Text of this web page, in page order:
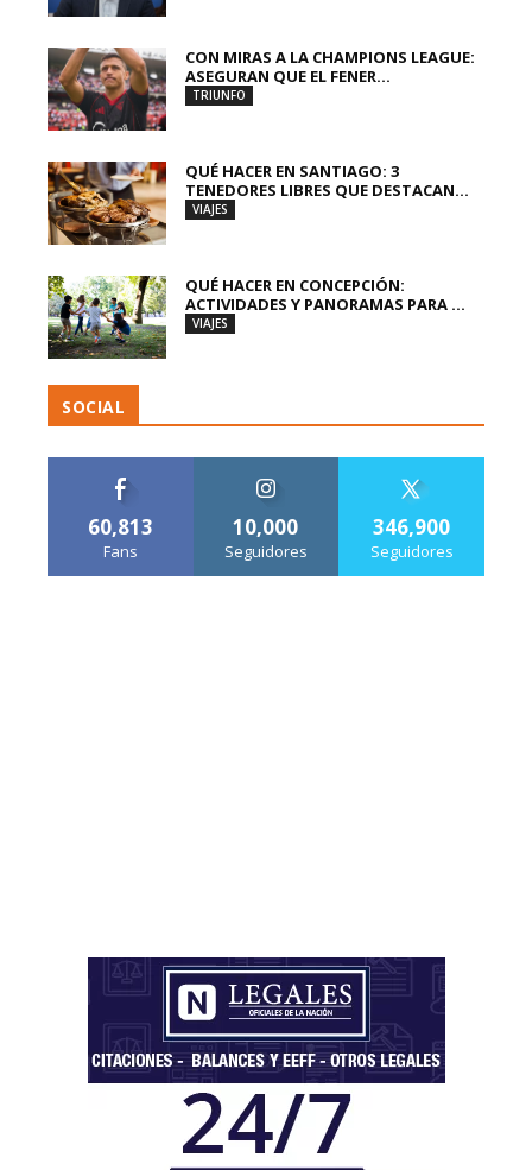
CON MIRAS A LA CHAMPIONS LEAGUE:
ASEGURAN QUE EL FENER...
TRIUNFO
QUÉ HACER EN SANTIAGO: 3
TENEDORES LIBRES QUE DESTACAN...
VIAJES
QUÉ HACER EN CONCEPCIÓN:
ACTIVIDADES Y PANORAMAS PARA ...
VIAJES
SOCIAL
60,813
Fans
10,000
Seguidores
346,900
Seguidores